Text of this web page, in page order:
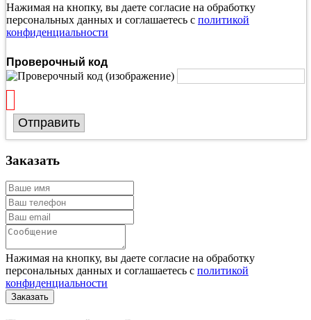
Нажимая на кнопку, вы даете согласие на обработку
персональных данных и соглашаетесь с политикой
конфиденциальности
Проверочный код
Отправить
Заказать
Нажимая на кнопку, вы даете согласие на обработку
персональных данных и соглашаетесь с политикой
конфиденциальности